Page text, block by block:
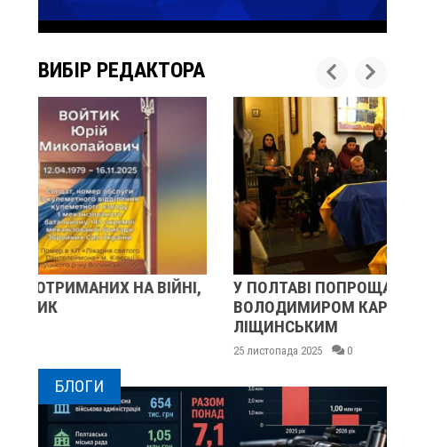
ВИБІР РЕДАКТОРА
У ПОЛТАВІ ПОПРОЩАЛИСЯ ІЗ ВІЙСЬКОВИМИ
ВОЛОДИМИРОМ КАРЕНГІНИМ ТА ОЛЕГОМ
БЛОГИ